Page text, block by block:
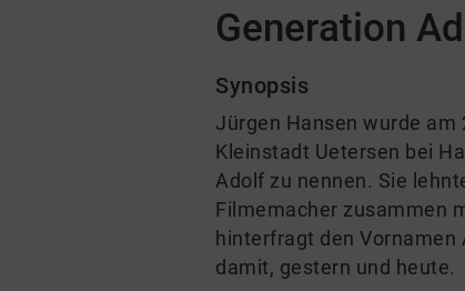
Generation
Synopsis
Jürgen Hansen wurde am
Kleinstadt Uetersen bei
Adolf zu nennen. Sie
Filmemacher zusammen
hinterfragt den
damit, gestern und heute.